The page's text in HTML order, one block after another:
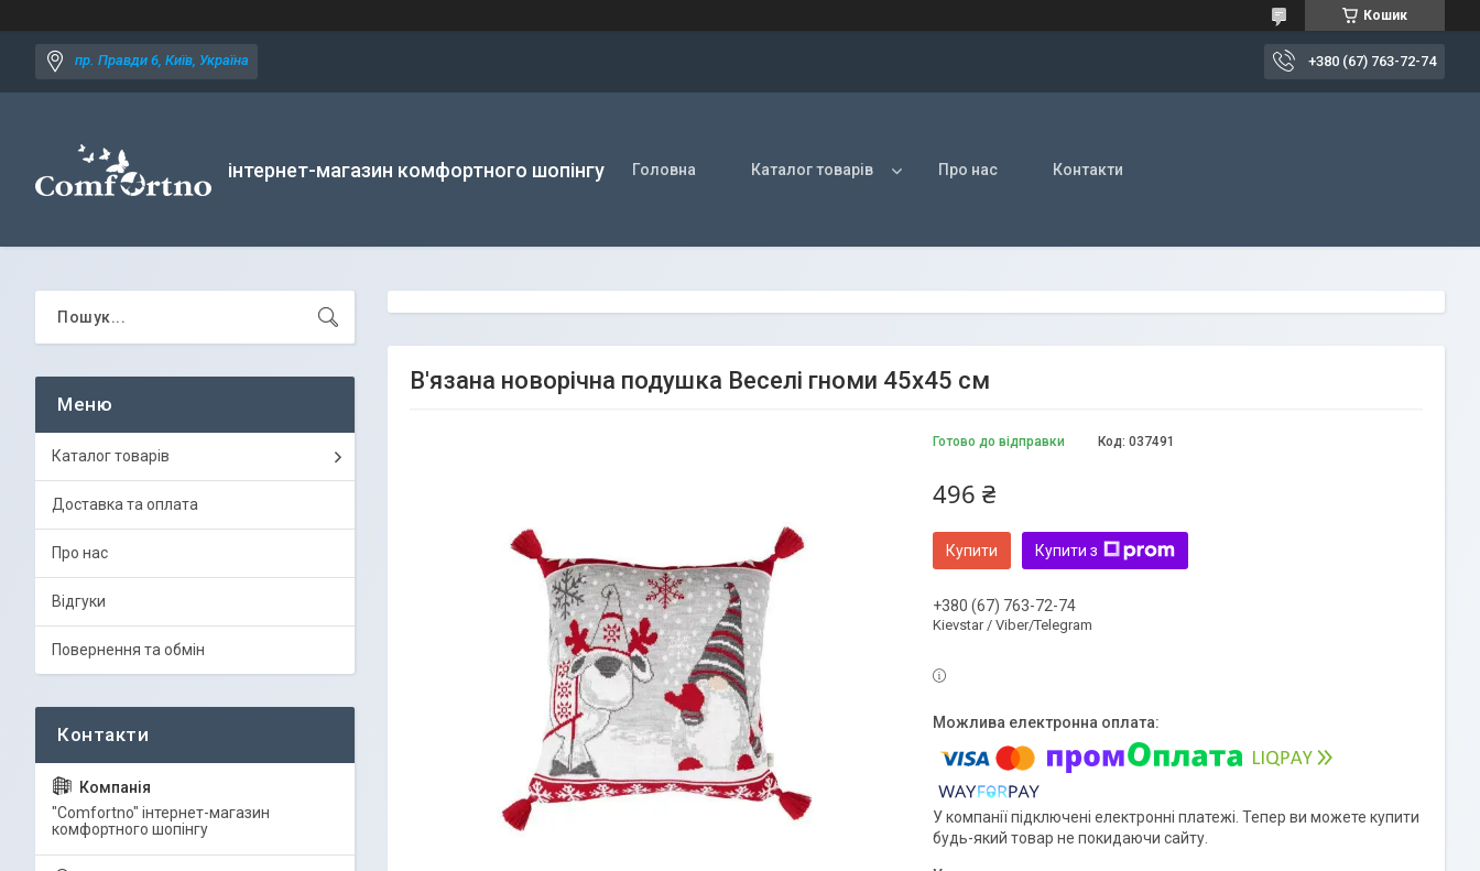
Кошик
пр. Правди 6, Київ, Україна +380 (67) 763-72-74
інтернет-магазин комфортного шопінгу Головна Каталог товарів Про нас Контакти
В'язана новорічна подушка Веселі гноми 45х45 см
Готово до відправки Код: 037491
496 ₴
Купити Купити з
+380 (67) 763-72-74
Kievstar / Viber/Telegram
У компанії підключені електронні платежі. Тепер ви можете купити
будь-який товар не покидаючи сайту.
Каталог товарів
Доставка та оплата
Про нас
Відгуки
Повернення та обмін
"Comfortno" інтернет-магазин
комфортного шопінгу